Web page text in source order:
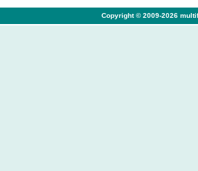
Copyright © 2009-2026